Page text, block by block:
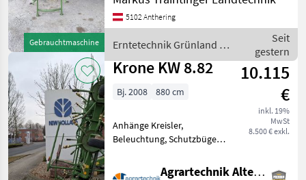
Gebrauchtmaschine
Beleuchtung,
Zinkenverlustsicherung,
Schutzbügel Der
Kreiselheuer der Mar
5102 Anthering
Erntetechnik Grünland /
Krone
Seit
gestern
Krone KW 8.82
10.115
€
inkl. 19%
MwSt
8.500 € exkl.
Bj. 2008 880 cm
Anhänge Kreisler,
Beleuchtung, Schutzbügel 8
Agrartechnik Altenberge GmbH